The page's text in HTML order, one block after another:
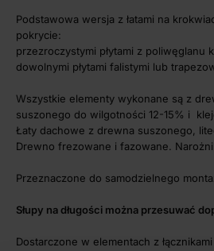
Podstawowa wersja z łatami na
pokrycie:
przezroczystymi płytami z poliwęglanu
dowolnymi płytami falistymi lub
Wszystkie elementy wykonane są z
suszonego do wilgotności 12-15% i
Łaty dachowe z drewna suszonego,
Drewno frezowane i fazowane.
Przeznaczone do samodzielnego
Słupy na długości można przesuwać
Dostarczone w elementach z